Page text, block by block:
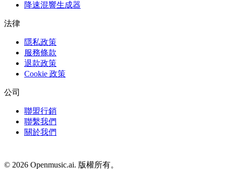
降速混響生成器
法律
隱私政策
服務條款
退款政策
Cookie 政策
公司
聯盟行銷
聯繫我們
關於我們
© 2026 Openmusic.ai. 版權所有。